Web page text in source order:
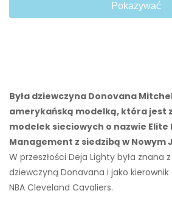
Pokazywać
Była dziewczyna Donovana
amerykańską modelką, która jest
modelek sieciowych o nazwie Elite
Management z siedzibą w Nowym
W przeszłości Deja Lighty była znana
dziewczyną Donavana i jako
NBA Cleveland Cavaliers.